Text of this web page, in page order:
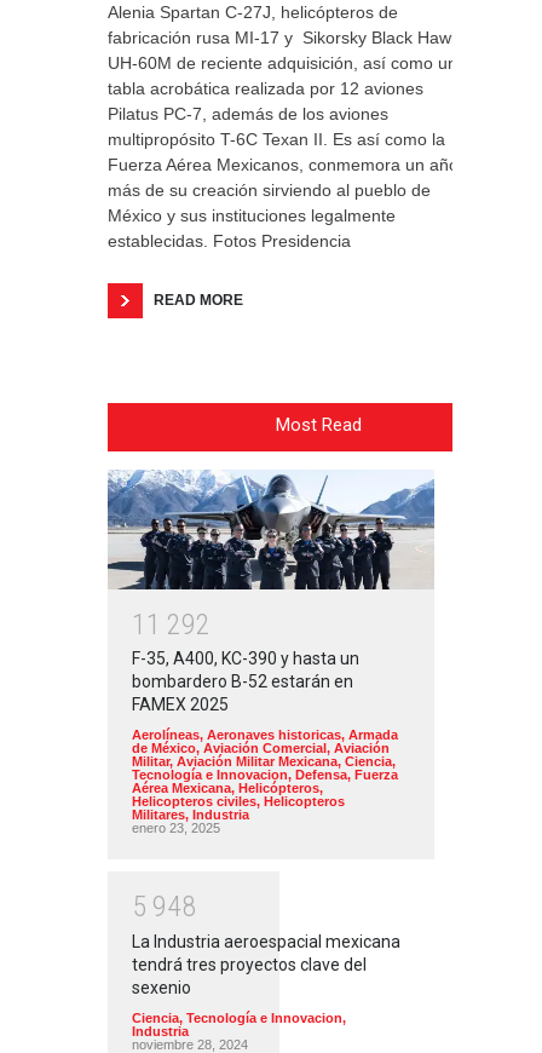
Alenia Spartan C-27J, helicópteros de
fabricación rusa MI-17 y Sikorsky Black Hawk
UH-60M de reciente adquisición, así como una
tabla acrobática realizada por 12 aviones
Pilatus PC-7, además de los aviones
multipropósito T-6C Texan II. Es así como la
Fuerza Aérea Mexicanos, conmemora un año
más de su creación sirviendo al pueblo de
México y sus instituciones legalmente
establecidas. Fotos Presidencia
READ MORE
Most Read
1 1 292
F-35, A400, KC-390 y hasta un
bombardero B-52 estarán en
FAMEX 2025
Aerolíneas, Aeronaves historicas, Armada
de México, Aviación Comercial, Aviación
Militar, Aviación Militar Mexicana, Ciencia,
Tecnología e Innovacion, Defensa, Fuerza
Aérea Mexicana, Helicópteros,
Helicopteros civiles, Helicopteros
Militares, Industria
enero 23, 2025
5 948
La Industria aeroespacial mexicana
tendrá tres proyectos clave del
sexenio
Ciencia, Tecnología e Innovacion,
Industria
noviembre 28, 2024